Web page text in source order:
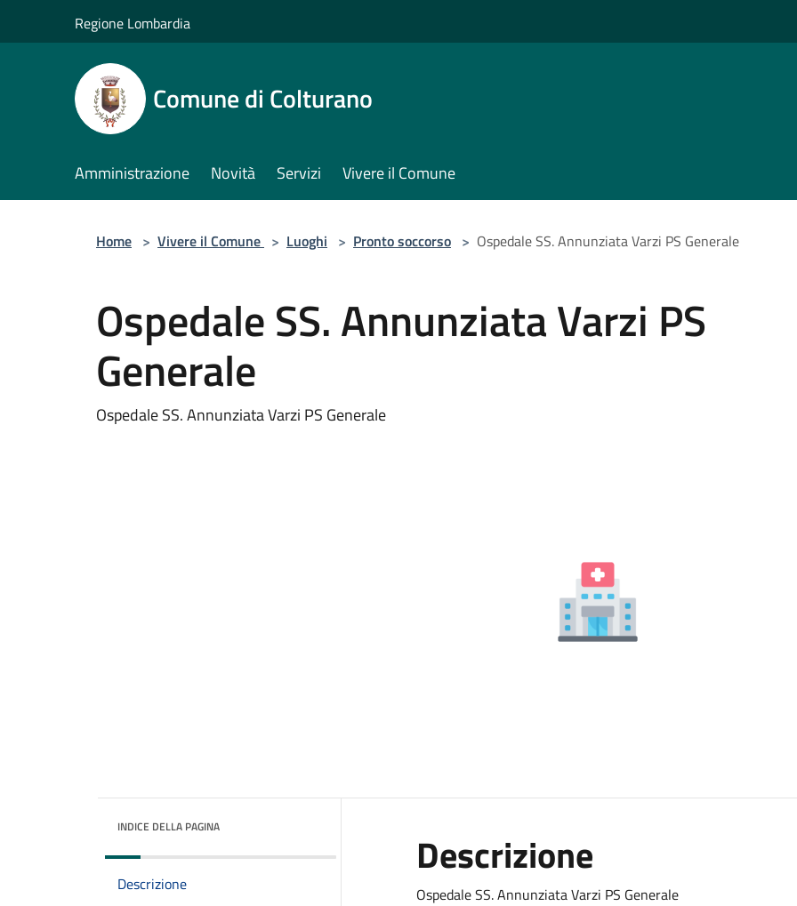
Regione Lombardia
Comune di Colturano
Amministrazione Novità Servizi Vivere il Comune
Home > Vivere il Comune > Luoghi > Pronto soccorso > Ospedale SS. Annunziata Varzi PS Generale
Ospedale SS. Annunziata Varzi PS
Generale
Ospedale SS. Annunziata Varzi PS Generale
INDICE DELLA PAGINA
Descrizione
Descrizione
Ospedale SS. Annunziata Varzi PS Generale